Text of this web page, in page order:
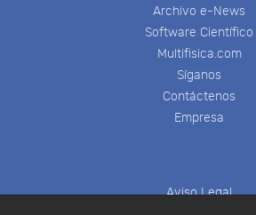
Archivo e-News
Software Científico
Multifisica.com
Síganos
Contáctenos
Empresa
Aviso Legal